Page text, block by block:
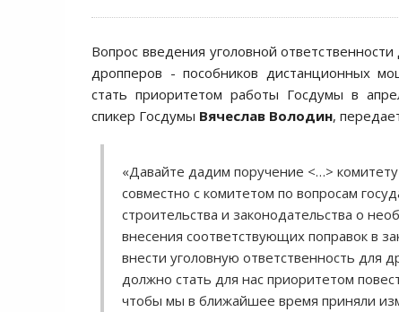
Вопрос введения уголовной
дропперов - пособников дистанционных
стать приоритетом работы Госдумы в
спикер Госдумы Вячеслав Володин,
«Давайте дадим поручение <…>
совместно с комитетом по вопросам
строительства и законодательства о
внесения соответствующих поправок в
внести уголовную ответственность для
должно стать для нас приоритетом
чтобы мы в ближайшее время приняли